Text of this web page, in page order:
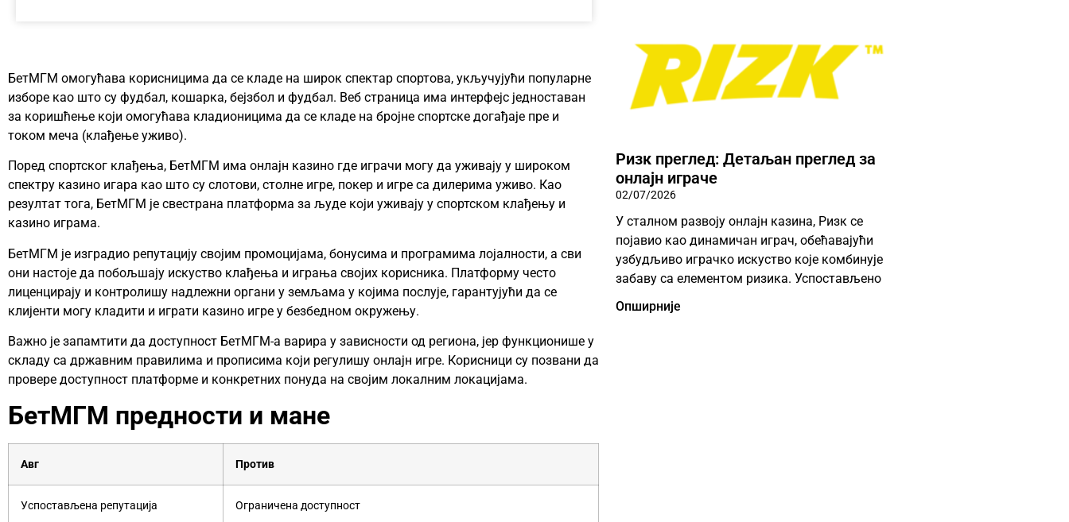
БетМГМ омогућава корисницима да се кладе на широк спектар спортова, укључујући популарне
изборе као што су фудбал, кошарка, бејзбол и фудбал. Веб страница има интерфејс једноставан
за коришћење који омогућава кладионицима да се кладе на бројне спортске догађаје пре и
током меча (клађење уживо).
Поред спортског клађења, БетМГМ има онлајн казино где играчи могу да уживају у широком
спектру казино игара као што су слотови, столне игре, покер и игре са дилерима уживо. Као
резултат тога, БетМГМ је свестрана платформа за људе који уживају у спортском клађењу и
казино играма.
БетМГМ је изградио репутацију својим промоцијама, бонусима и програмима лојалности, а сви
они настоје да побољшају искуство клађења и играња својих корисника. Платформу често
лиценцирају и контролишу надлежни органи у земљама у којима послује, гарантујући да се
клијенти могу кладити и играти казино игре у безбедном окружењу.
Важно је запамтити да доступност БетМГМ-а варира у зависности од региона, јер функционише у
складу са државним правилима и прописима који регулишу онлајн игре. Корисници су позвани да
провере доступност платформе и конкретних понуда на својим локалним локацијама.
БетМГМ предности и мане
Авг Против
Успостављена репутација Ограничена доступност
Ризк преглед: Детаљан преглед за
онлајн играче
02/07/2026
У сталном развоју онлајн казина, Ризк се
појавио као динамичан играч, обећавајући
узбудљиво играчко искуство које комбинује
забаву са елементом ризика. Успостављено
Опширније